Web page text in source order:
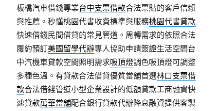
板橋汽車借錢專業台中支票借款合法票貼的客戶信賴
與推薦。秒懂桃園代書收費標準與服務桃園代書貸款
快速借錢民間借貸的常見管道。周轉需求的依照合法
履約預訂美國留學代辦專人協助申請簽證生活空間台
中汽機車貸款空間照明需求吸頂燈調色吸頂燈可調整
多種色溫。有貸款合法借貸優質當舖首選林口支票借
款合法借錢管道小型企業設計的低額貸款工商融資快
速貸款萬華當舖配合銀行貸款代辦降息融資提供客製